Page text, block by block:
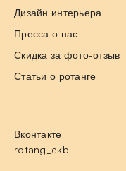
Дизайн интерьера
Пресса о нас
Скидка за фото-отзыв
Статьи о ротанге
Вконтакте
rotang_ekb